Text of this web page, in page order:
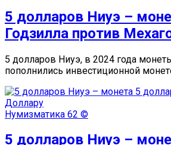
5 долларов Ниуэ –
Годзилла против
5 долларов Ниуэ, в 2024 года
пополнились инвестиционной
Нумизматика 62 ©
5 долларов Ниуэ –